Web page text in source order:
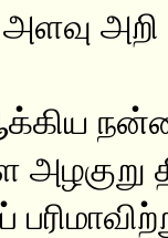
அளவு